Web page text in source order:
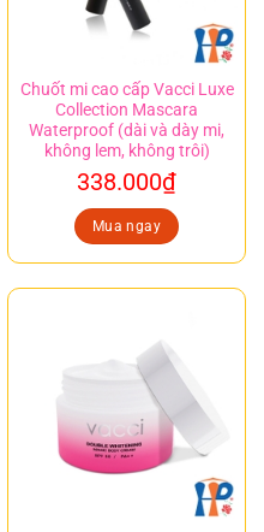
Chuốt mi cao cấp Vacci Luxe
Collection Mascara
Waterproof (dài và dày mi,
không lem, không trôi)
338.000₫
Mua ngay